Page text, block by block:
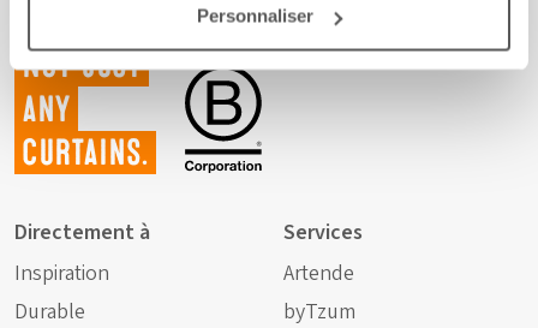
Personnaliser
Not just
any
curtains.
Directement à
Inspiration
Durable
Services
Artende
byTzum